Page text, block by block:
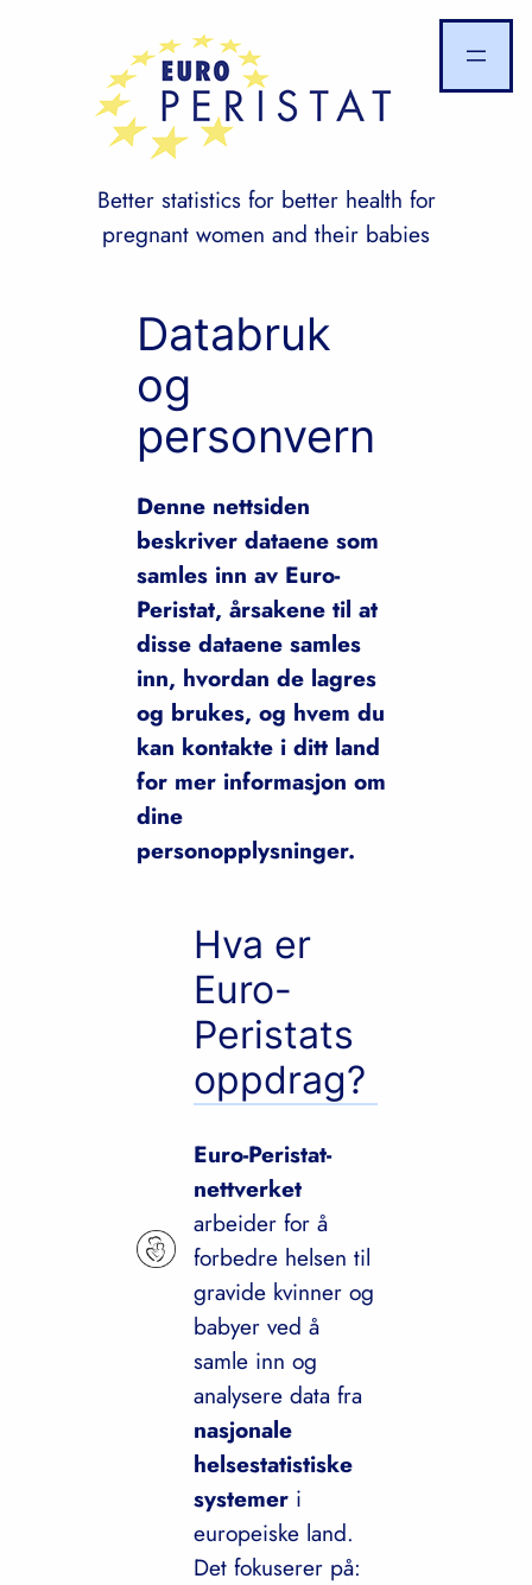
Better statistics for better health for
pregnant women and their babies
Databruk
og
personvern
Denne nettsiden
beskriver dataene som
samles inn av Euro-
Peristat, årsakene til at
disse dataene samles
inn, hvordan de lagres
og brukes, og hvem du
kan kontakte i ditt land
for mer informasjon om
dine
personopplysninger.
Hva er
Euro-
Peristats
oppdrag?
Euro-Peristat-
nettverket
arbeider for å
forbedre helsen til
gravide kvinner og
babyer ved å
samle inn og
analysere data fra
nasjonale
helsestatistiske
systemer i
europeiske land.
Det fokuserer på: